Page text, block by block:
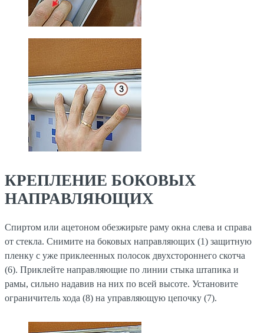
КРЕПЛЕНИЕ БОКОВЫХ
НАПРАВЛЯЮЩИХ
Спиртом или ацетоном обезжирьте раму окна слева и справа
от стекла. Снимите на боковых направляющих (1) защитную
пленку с уже приклеенных полосок двухстороннего скотча
(6). Приклейте направляющие по линии стыка штапика и
рамы, сильно надавив на них по всей высоте. Установите
ограничитель хода (8) на управляющую цепочку (7).